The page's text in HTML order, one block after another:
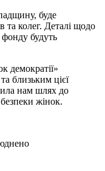
буде
та колег. Деталі щодо
будуть
демократії»
близьким цієї
нам шлях до
жінок.